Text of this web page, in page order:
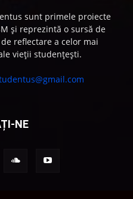
sunt primele proiecte
și reprezintă o sursă de
reflectare a celor mai
vieții studențești.
NE